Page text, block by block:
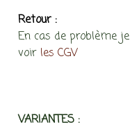
Retour :
En cas de problème
voir les CGV
VARIANTES :